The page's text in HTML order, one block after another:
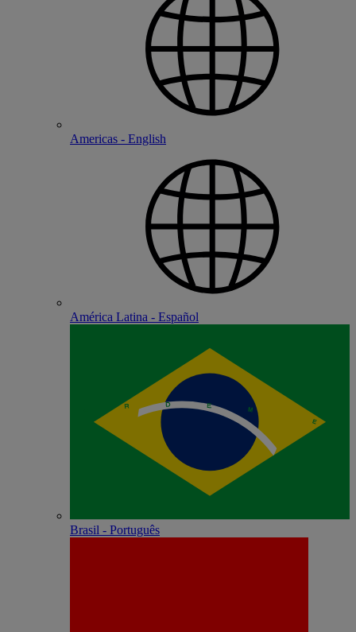
Americas - English
América Latina - Español
Brasil - Português